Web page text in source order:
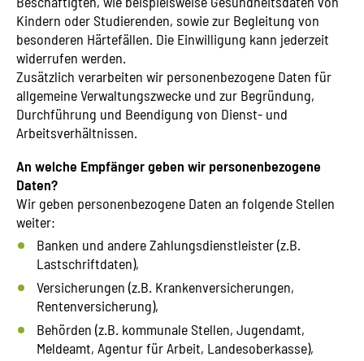
Kindern oder Studierenden, sowie zur Begleitung von
besonderen Härtefällen. Die Einwilligung kann jederzeit
widerrufen werden.
Zusätzlich verarbeiten wir personenbezogene Daten für
allgemeine Verwaltungszwecke und zur Begründung,
Durchführung und Beendigung von Dienst- und
Arbeitsverhältnissen.
An welche Empfänger geben wir personenbezogene
Daten?
Wir geben personenbezogene Daten an folgende Stellen
weiter:
Banken und andere Zahlungsdienstleister (z.B.
Lastschriftdaten),
Versicherungen (z.B. Krankenversicherungen,
Rentenversicherung),
Behörden (z.B. kommunale Stellen, Jugendamt,
Meldeamt, Agentur für Arbeit, Landesoberkasse),